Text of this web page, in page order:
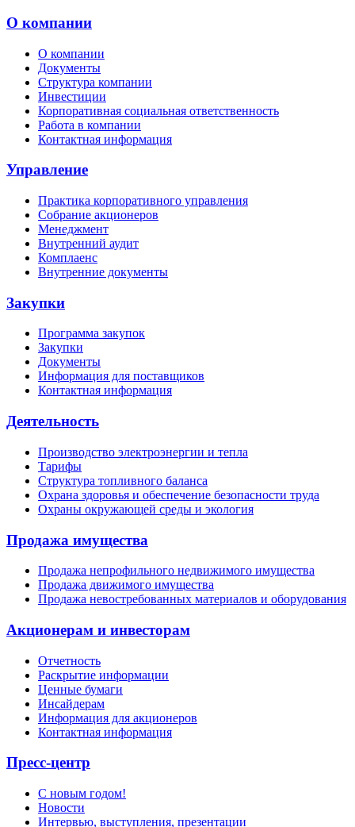
О компании
О компании
Документы
Структура компании
Инвестиции
Корпоративная социальная ответственность
Работа в компании
Контактная информация
Управление
Практика корпоративного управления
Собрание акционеров
Менеджмент
Внутренний аудит
Комплаенс
Внутренние документы
Закупки
Программа закупок
Закупки
Документы
Информация для поставщиков
Контактная информация
Деятельность
Производство электроэнергии и тепла
Тарифы
Структура топливного баланса
Охрана здоровья и обеспечение безопасности труда
Охраны окружающей среды и экология
Продажа имущества
Продажа непрофильного недвижимого имущества
Продажа движимого имущества
Продажа невостребованных материалов и оборудования
Акционерам и инвесторам
Отчетность
Раскрытие информации
Ценные бумаги
Инсайдерам
Информация для акционеров
Контактная информация
Пресс-центр
С новым годом!
Новости
Интервью, выступления, презентации